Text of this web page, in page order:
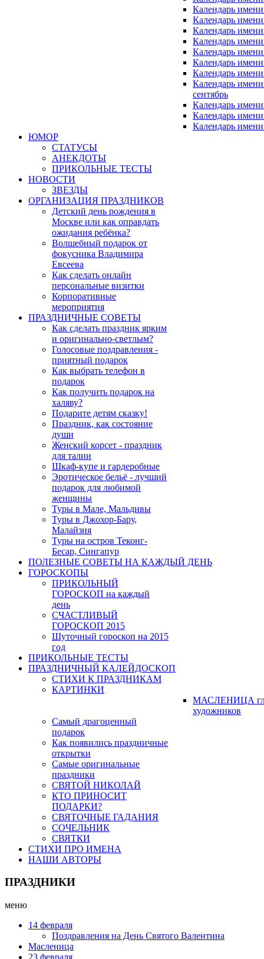
Календарь
Календарь
Календарь
Календарь
Календарь
Календарь
Календарь
Календарь
сентябрь
Календарь
Календарь
Календарь
ЮМОР
СТАТУСЫ
АНЕКДОТЫ
ПРИКОЛЬНЫЕ ТЕСТЫ
НОВОСТИ
ЗВЕЗДЫ
ОРГАНИЗАЦИЯ ПРАЗДНИКОВ
Детский день рождения в
Москве или как оправдать
ожидания ребёнка?
Волшебный подарок от
фокусника Владимира
Евсеева
Как сделать онлайн
персональные визитки
Корпоративные
мероприятия
ПРАЗДНИЧНЫЕ СОВЕТЫ
Как сделать праздник ярким
и оригинально-светлым?
Голосовые поздравления -
приятный подарок
Как выбрать телефон в
подарок
Как получить подарок на
халяву?
Подарите детям сказку!
Праздник, как состояние
души
Женский корсет - праздник
для талии
Шкаф-купе и гардеробные
Эротическое бельё - лучший
подарок для любимой
женщины
Туры в Мале, Мальдивы
Туры в Джохор-Бару,
Малайзия
Туры на остров Теконг-
Бесар, Сингапур
ПОЛЕЗНЫЕ СОВЕТЫ НА КАЖДЫЙ ДЕНЬ
ГОРОСКОПЫ
ПРИКОЛЬНЫЙ
ГОРОСКОП на каждый
день
СЧАСТЛИВЫЙ
ГОРОСКОП 2015
Шуточный гороскоп на 2015
год
ПРИКОЛЬНЫЕ ТЕСТЫ
ПРАЗДНИЧНЫЙ КАЛЕЙДОСКОП
СТИХИ К ПРАЗДНИКАМ
КАРТИНКИ
МАСЛЕНИЦА
художников
Самый драгоценный
подарок
Как появились праздничные
открытки
Самые оригинальные
праздники
СВЯТОЙ НИКОЛАЙ
КТО ПРИНОСИТ
ПОДАРКИ?
СВЯТОЧНЫЕ ГАДАНИЯ
СОЧЕЛЬНИК
СВЯТКИ
СТИХИ ПРО ИМЕНА
НАШИ АВТОРЫ
ПРАЗДНИКИ
меню
14 февраля
Поздравления на День Святого Валентина
Масленица